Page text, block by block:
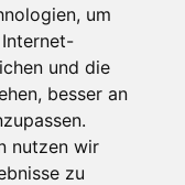
um
und die
besser an
nutzen wir
zu